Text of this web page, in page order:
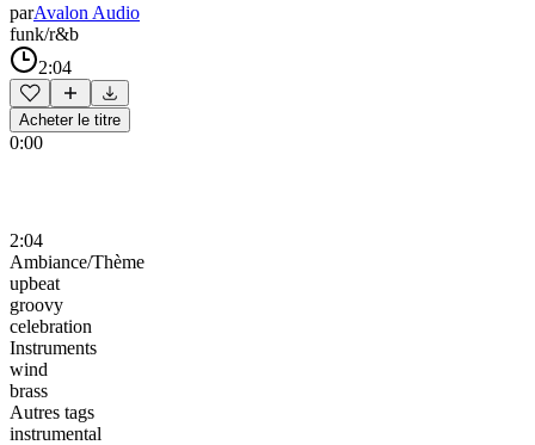
parAvalon Audio
funk/r&b
2:04
Acheter le titre
0:00
2:04
Ambiance/Thème
upbeat
groovy
celebration
Instruments
wind
brass
Autres tags
instrumental